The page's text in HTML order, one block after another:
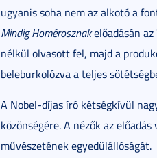
ugyanis soha nem az alkotó a
Mindig Homérosznakelőadásán
nélkül olvasott fel, majd a
beleburkolózva a teljes
A Nobel-díjas író kétségkívül
közönségére. A nézők az
művészetének egyedülállóságát.